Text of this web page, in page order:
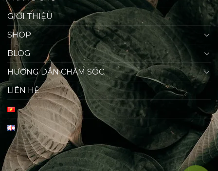
GIỚI THIỆU
SHOP
BLOG
HƯỚNG DẪN CHĂM SÓC
LIÊN HỆ